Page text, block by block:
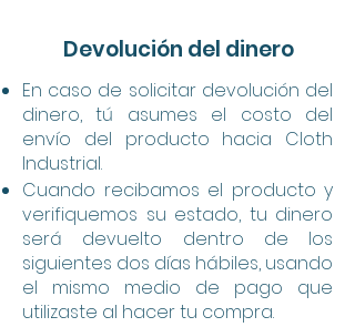
Devolución del dinero
En caso de solicitar devolución del
dinero, tú asumes el costo del
envío del producto hacia Cloth
Industrial.
Cuando recibamos el producto y
verifiquemos su estado, tu dinero
será devuelto dentro de los
siguientes dos días hábiles, usando
el mismo medio de pago que
utilizaste al hacer tu compra.